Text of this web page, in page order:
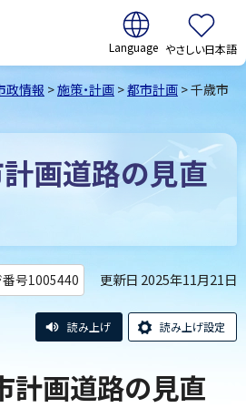
翻訳:
やさしい日本語
政情報 >施策・計画 >都市計画 > 千歳市
画道路の見直
号1005440 更新日 2025年11月21日
読み上げ 読み上げ設定
計画道路の見直